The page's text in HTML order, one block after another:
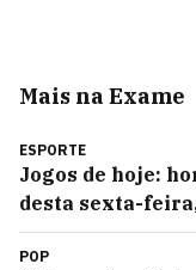
Mais na Exame
ESPORTE
Jogos de hoje:
desta sexta-
POP